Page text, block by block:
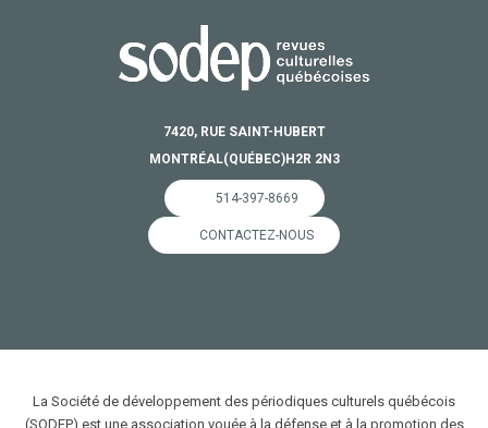
7420, RUE SAINT-HUBERT
MONTRÉAL(QUÉBEC)H2R 2N3
514-397-8669
CONTACTEZ-NOUS
La Société de développement des périodiques culturels québécois
(SODEP) est une association vouée à la défense et à la promotion des